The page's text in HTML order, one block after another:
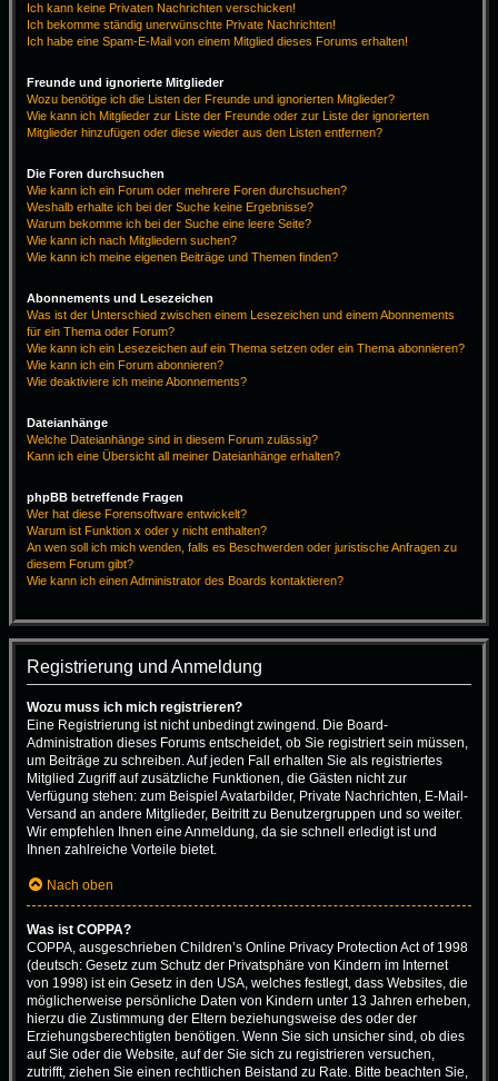
Ich kann keine Privaten Nachrichten verschicken!
Ich bekomme ständig unerwünschte Private Nachrichten!
Ich habe eine Spam-E-Mail von einem Mitglied dieses Forums erhalten!
Freunde und ignorierte Mitglieder
Wozu benötige ich die Listen der Freunde und ignorierten Mitglieder?
Wie kann ich Mitglieder zur Liste der Freunde oder zur Liste der ignorierten
Mitglieder hinzufügen oder diese wieder aus den Listen entfernen?
Die Foren durchsuchen
Wie kann ich ein Forum oder mehrere Foren durchsuchen?
Weshalb erhalte ich bei der Suche keine Ergebnisse?
Warum bekomme ich bei der Suche eine leere Seite?
Wie kann ich nach Mitgliedern suchen?
Wie kann ich meine eigenen Beiträge und Themen finden?
Abonnements und Lesezeichen
Was ist der Unterschied zwischen einem Lesezeichen und einem Abonnements
für ein Thema oder Forum?
Wie kann ich ein Lesezeichen auf ein Thema setzen oder ein Thema abonnieren?
Wie kann ich ein Forum abonnieren?
Wie deaktiviere ich meine Abonnements?
Dateianhänge
Welche Dateianhänge sind in diesem Forum zulässig?
Kann ich eine Übersicht all meiner Dateianhänge erhalten?
phpBB betreffende Fragen
Wer hat diese Forensoftware entwickelt?
Warum ist Funktion x oder y nicht enthalten?
An wen soll ich mich wenden, falls es Beschwerden oder juristische Anfragen zu
diesem Forum gibt?
Wie kann ich einen Administrator des Boards kontaktieren?
Registrierung und Anmeldung
Wozu muss ich mich registrieren?
Eine Registrierung ist nicht unbedingt zwingend. Die Board-
Administration dieses Forums entscheidet, ob Sie registriert sein müssen,
um Beiträge zu schreiben. Auf jeden Fall erhalten Sie als registriertes
Mitglied Zugriff auf zusätzliche Funktionen, die Gästen nicht zur
Verfügung stehen: zum Beispiel Avatarbilder, Private Nachrichten, E-Mail-
Versand an andere Mitglieder, Beitritt zu Benutzergruppen und so weiter.
Wir empfehlen Ihnen eine Anmeldung, da sie schnell erledigt ist und
Ihnen zahlreiche Vorteile bietet.
Nach oben
Was ist COPPA?
COPPA, ausgeschrieben Children’s Online Privacy Protection Act of 1998
(deutsch: Gesetz zum Schutz der Privatsphäre von Kindern im Internet
von 1998) ist ein Gesetz in den USA, welches festlegt, dass Websites, die
möglicherweise persönliche Daten von Kindern unter 13 Jahren erheben,
hierzu die Zustimmung der Eltern beziehungsweise des oder der
Erziehungsberechtigten benötigen. Wenn Sie sich unsicher sind, ob dies
auf Sie oder die Website, auf der Sie sich zu registrieren versuchen,
zutrifft, ziehen Sie einen rechtlichen Beistand zu Rate. Bitte beachten Sie,